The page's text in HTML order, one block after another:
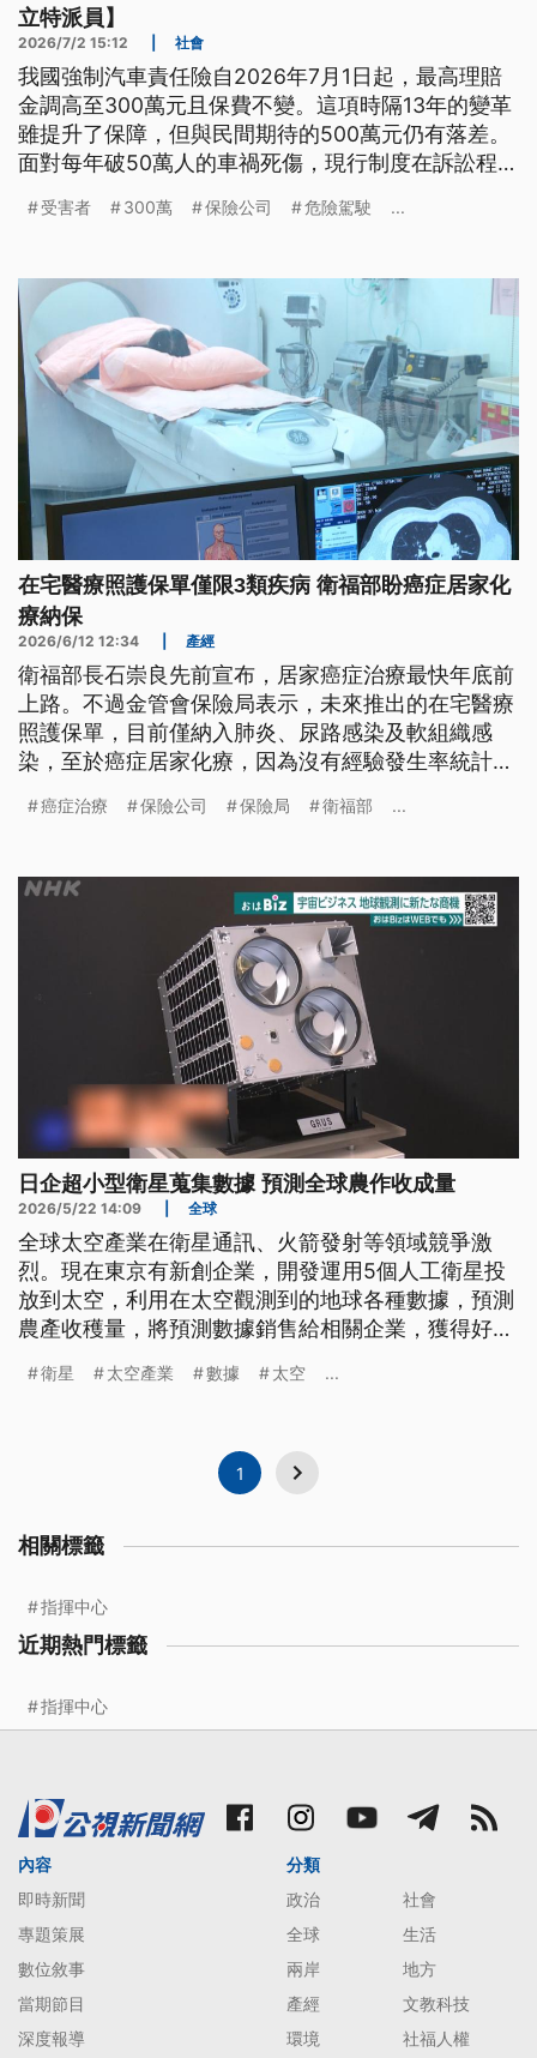
立特派員】
2026/7/2 15:12 社會
我國強制汽車責任險自2026年7月1日起，最高理賠
金調高至300萬元且保費不變。這項時隔13年的變革
雖提升了保障，但與民間期待的500萬元仍有落差。
面對每年破50萬人的車禍死傷，現行制度在訴訟程序
大違規加費與追償範圍以導正行為，成為深化改革的
受害者 300萬 保險公司 危險駕駛 ...
在宅醫療照護保單僅限3類疾病 衛福部盼癌症居家化
療納保
2026/6/12 12:34 產經
衛福部長石崇良先前宣布，居家癌症治療最快年底前
上路。不過金管會保險局表示，未來推出的在宅醫療
照護保單，目前僅納入肺炎、尿路感染及軟組織感
染，至於癌症居家化療，因為沒有經驗發生率統計資
動後，將盡速蒐集相關數據，提供保險業者參考，盼
癌症治療 保險公司 保險局 衛福部 ...
日企超小型衛星蒐集數據 預測全球農作收成量
2026/5/22 14:09 全球
全球太空產業在衛星通訊、火箭發射等領域競爭激
烈。現在東京有新創企業，開發運用5個人工衛星投
放到太空，利用在太空觀測到的地球各種數據，預測
農產收穫量，將預測數據銷售給相關企業，獲得好
展業務。
衛星 太空產業 數據 太空 ...
1
相關標籤
指揮中心
近期熱門標籤
指揮中心
內容
即時新聞
專題策展
數位敘事
當期節目
深度報導
分類
政治
社會
全球
生活
兩岸
地方
產經
文教科技
環境
社福人權